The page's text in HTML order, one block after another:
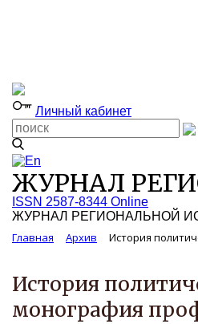
Личный кабинет
ISSN 2587-8344 Online
ЖУРНАЛ РЕГИОНАЛЬНОЙ
Главная Архив История
ЖУРНАЛ
История
монография